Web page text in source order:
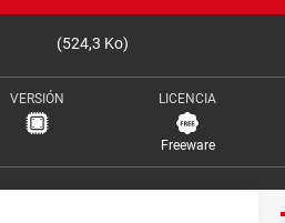
(524,3 Ko)
VERSIÓN LICENCIA
Freeware